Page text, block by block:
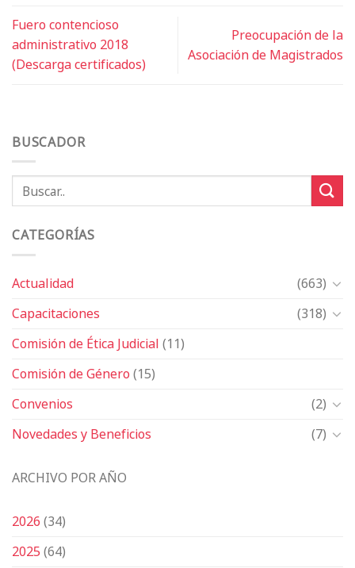
BUSCADOR
CATEGORÍAS
Actualidad
(663)
Capacitaciones
(318)
Comisión de Ética Judicial(11)
Comisión de Género(15)
Convenios
(2)
Novedades y Beneficios
(7)
ARCHIVO POR AÑO
2026(34)
2025(64)
Fuero contencioso
administrativo 2018
(Descarga certificados)
Preocupación de la
Asociación de Magistrados